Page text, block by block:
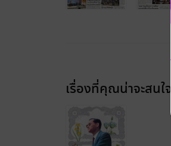
เรื่องที่คุณน่าจะสนใจ